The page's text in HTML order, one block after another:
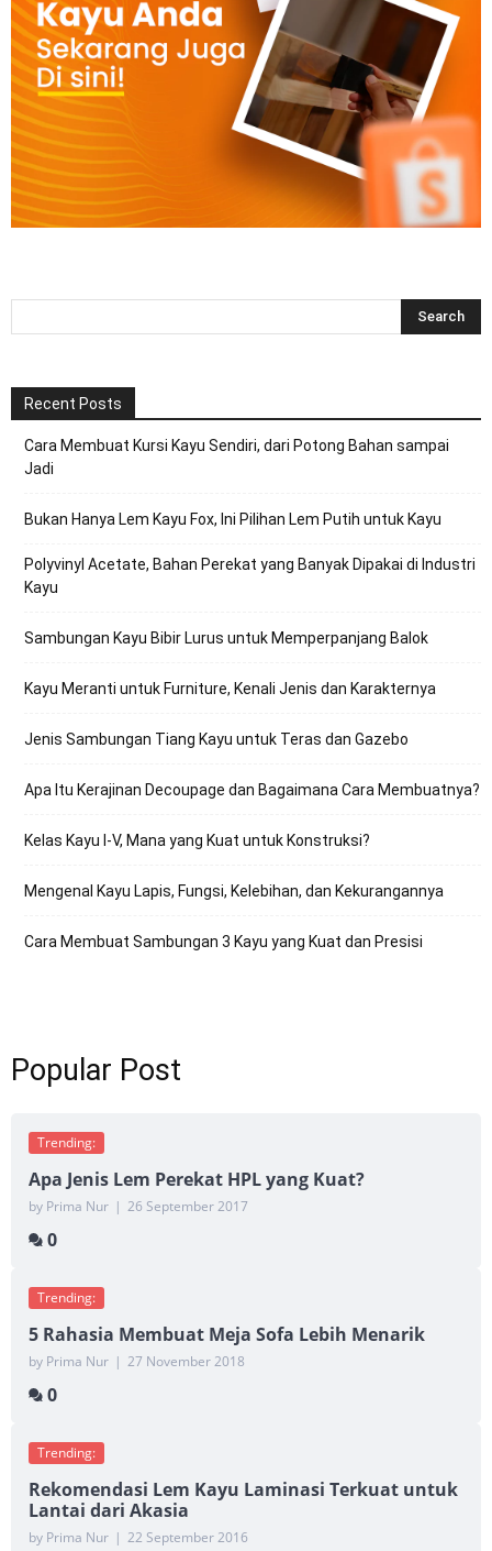
Recent Posts
Cara Membuat Kursi Kayu Sendiri, dari Potong Bahan sampai
Jadi
Bukan Hanya Lem Kayu Fox, Ini Pilihan Lem Putih untuk Kayu
Polyvinyl Acetate, Bahan Perekat yang Banyak Dipakai di Industri
Kayu
Sambungan Kayu Bibir Lurus untuk Memperpanjang Balok
Kayu Meranti untuk Furniture, Kenali Jenis dan Karakternya
Jenis Sambungan Tiang Kayu untuk Teras dan Gazebo
Apa Itu Kerajinan Decoupage dan Bagaimana Cara Membuatnya?
Kelas Kayu I-V, Mana yang Kuat untuk Konstruksi?
Mengenal Kayu Lapis, Fungsi, Kelebihan, dan Kekurangannya
Cara Membuat Sambungan 3 Kayu yang Kuat dan Presisi
Popular Post
Trending:
Apa Jenis Lem Perekat HPL yang Kuat?
by Prima Nur | 26 September 2017
0
Trending:
5 Rahasia Membuat Meja Sofa Lebih Menarik
by Prima Nur | 27 November 2018
0
Trending:
Rekomendasi Lem Kayu Laminasi Terkuat untuk
Lantai dari Akasia
by Prima Nur | 22 September 2016